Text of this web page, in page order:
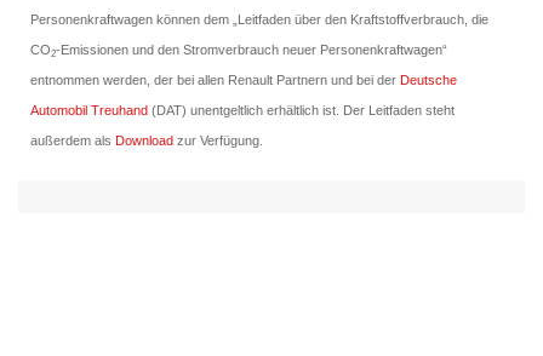
Personenkraftwagen können dem „Leitfaden über den Kraftstoffverbrauch, die
CO2-Emissionen und den Stromverbrauch neuer Personenkraftwagen“
entnommen werden, der bei allen Renault Partnern und bei der Deutsche
Automobil Treuhand (DAT) unentgeltlich erhältlich ist. Der Leitfaden steht
außerdem als Download zur Verfügung.